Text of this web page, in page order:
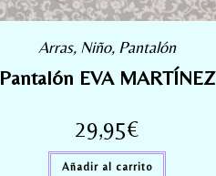
Arras, Niño, Pantalón
Pantalón EVA MARTÍNEZ
29,95€
Añadir al carrito